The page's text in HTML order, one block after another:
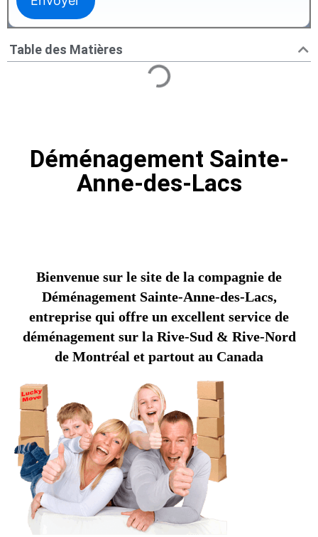
Déménagement Sainte-
Anne-des-Lacs
Bienvenue sur le site de la compagnie de
Déménagement Sainte-Anne-des-Lacs,
entreprise qui offre un excellent service de
déménagement sur la Rive-Sud & Rive-Nord
de Montréal et partout au Canada
Table des Matières